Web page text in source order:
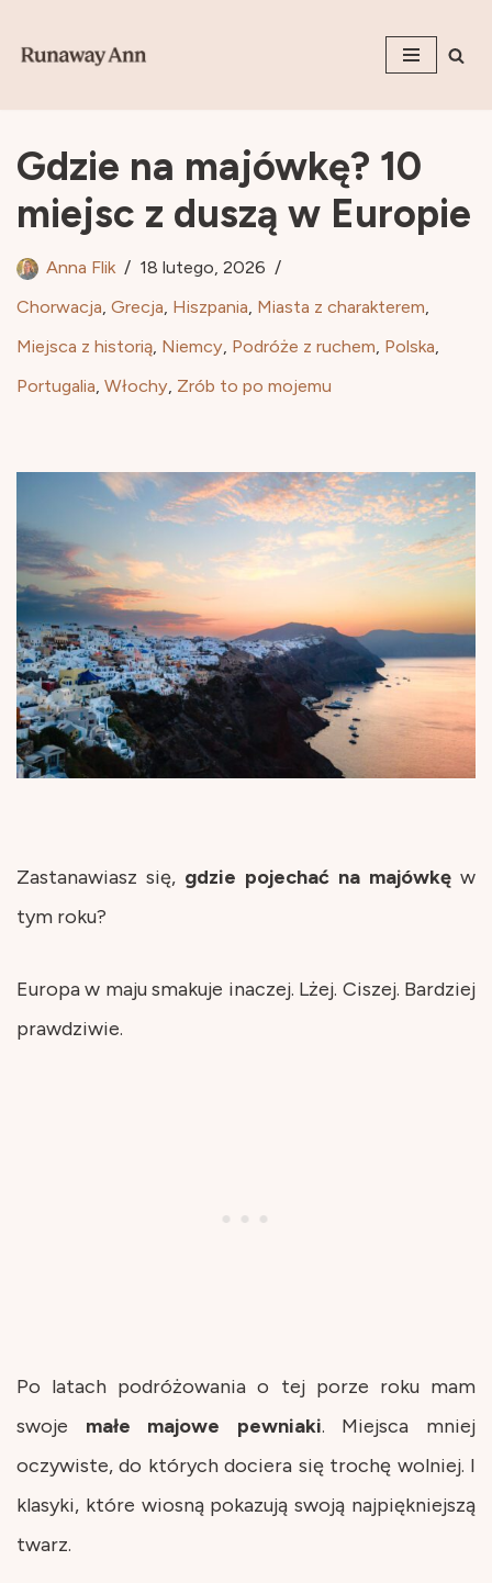
Przejdź
Gdzie na majówkę? 10
miejsc z duszą w Europie
Anna Flik
18 lutego, 2026
Chorwacja, Grecja, Hiszpania, Miasta z charakterem,
Miejsca z historią, Niemcy, Podróże z ruchem, Polska,
Portugalia, Włochy, Zrób to po mojemu
Zastanawiasz się, gdzie pojechać na majówkę w
tym roku?
Europa w maju smakuje inaczej. Lżej. Ciszej. Bardziej
prawdziwie.
Po latach podróżowania o tej porze roku mam
swoje małe majowe pewniaki. Miejsca mniej
oczywiste, do których dociera się trochę wolniej. I
klasyki, które wiosną pokazują swoją najpiękniejszą
twarz.